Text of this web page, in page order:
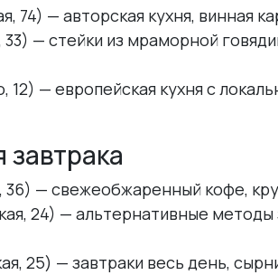
74) — авторская кухня, винная
33) — стейки из мраморной
12) — европейская кухня с
36) — свежеобжаренный кофе,
24) — альтернативные методы
25) — завтраки весь день,